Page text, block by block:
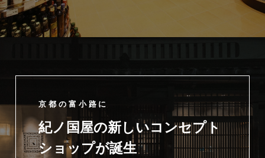
京都の富小路に
紀ノ国屋の新しいコンセプト
ショップが誕生